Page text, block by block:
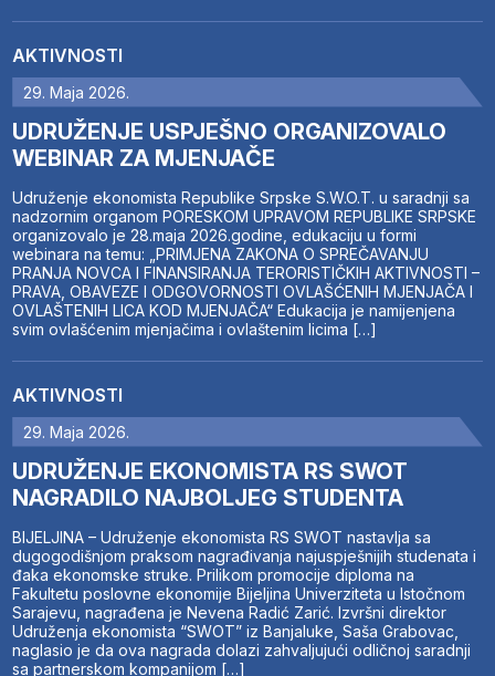
AKTIVNOSTI
29. Maja 2026.
UDRUŽENJE USPJEŠNO ORGANIZOVALO
WEBINAR ZA MJENJAČE
Udruženje ekonomista Republike Srpske S.W.O.T. u saradnji sa
nadzornim organom PORESKOM UPRAVOM REPUBLIKE SRPSKE
organizovalo je 28.maja 2026.godine, edukaciju u formi
webinara na temu: „PRIMJENA ZAKONA O SPREČAVANJU
PRANJA NOVCA I FINANSIRANJA TERORISTIČKIH AKTIVNOSTI –
PRAVA, OBAVEZE I ODGOVORNOSTI OVLAŠĆENIH MJENJAČA I
OVLAŠTENIH LICA KOD MJENJAČA“ Edukacija je namijenjena
svim ovlašćenim mjenjačima i ovlaštenim licima […]
AKTIVNOSTI
29. Maja 2026.
UDRUŽENJE EKONOMISTA RS SWOT
NAGRADILO NAJBOLJEG STUDENTA
BIJELJINA – Udruženje ekonomista RS SWOT nastavlja sa
dugogodišnjom praksom nagrađivanja najuspješnijih studenata i
đaka ekonomske struke. Prilikom promocije diploma na
Fakultetu poslovne ekonomije Bijeljina Univerziteta u Istočnom
Sarajevu, nagrađena je Nevena Radić Zarić. Izvršni direktor
Udruženja ekonomista “SWOT” iz Banjaluke, Saša Grabovac,
naglasio je da ova nagrada dolazi zahvaljujući odličnoj saradnji
sa partnerskom kompanijom […]